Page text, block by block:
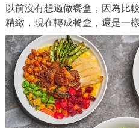
以前沒有想過做餐盒，因為比
精緻，現在轉成餐盒，還是一樣